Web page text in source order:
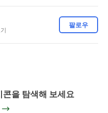
팔로우
을 탐색해 보세요